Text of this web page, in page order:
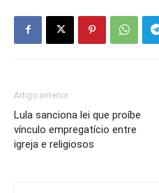
Artigo anterior
Lula sanciona lei que proíbe
vínculo empregatício entre
igreja e religiosos